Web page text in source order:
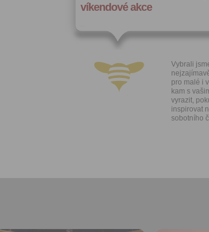
víkendové akce
Vybrali
pro malé i
kam s
vyrazit,
inspirovat
sobotního
a marketingových sdělení
a pozvánek na akce v Praze.
je udělen po dobu pěti let, nebo
osobních údajů pro tento